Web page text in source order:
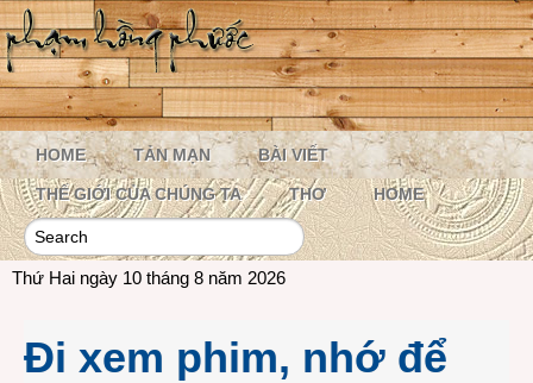
HOME TẢN MẠN BÀI VIẾT
THẾ GIỚI CỦA CHÚNG TA THƠ HOME
Thứ Hai ngày 10 tháng 8 năm 2026
Đi xem phim, nhớ để